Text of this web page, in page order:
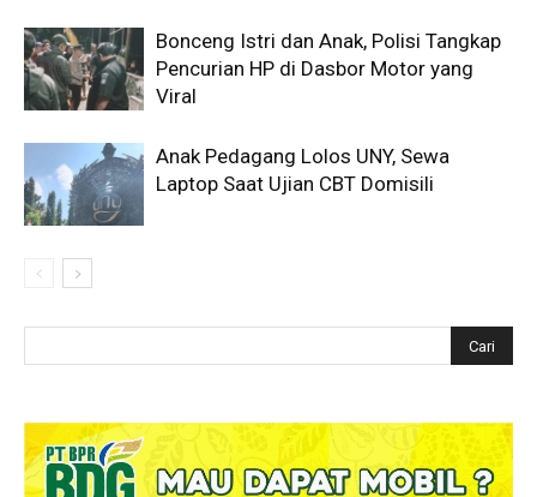
Bonceng Istri dan Anak, Polisi Tangkap
Pencurian HP di Dasbor Motor yang
Viral
Anak Pedagang Lolos UNY, Sewa
Laptop Saat Ujian CBT Domisili